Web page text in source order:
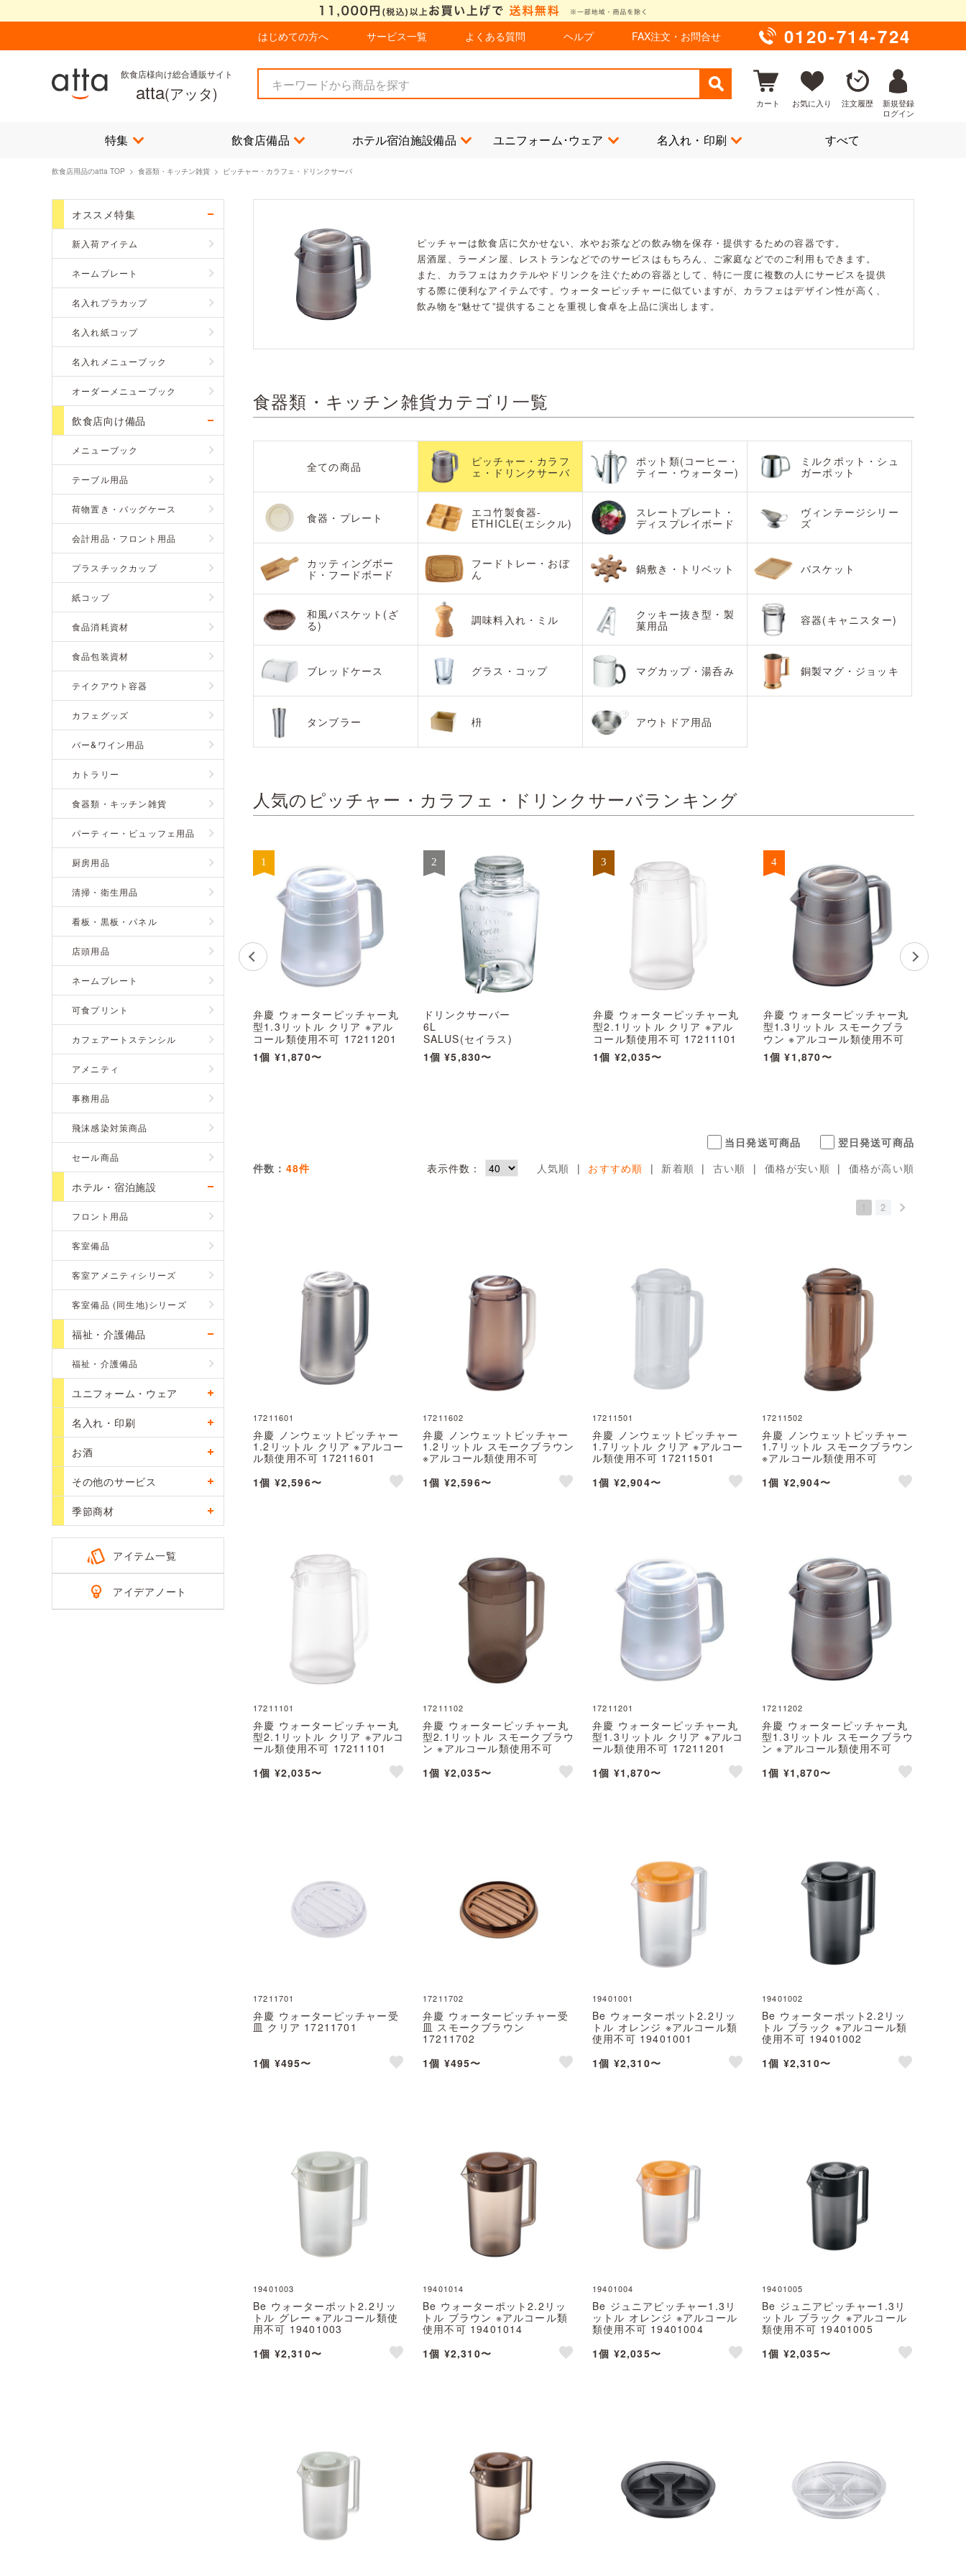
はじめての方へ サービス一覧 よくある質問 ヘルプ FAX注文・お問合せ 0120-714-724
飲食店様向け総合通販サイト
atta(アッタ) カート お気に入り 注文履歴
新規登録
ログイン
特集 飲食店備品 ホテル宿泊施設備品 ユニフォーム･ウェア 名入れ・印刷 すべて
飲食店用品のatta TOP > 食器類・キッチン雑貨 > ピッチャー・カラフェ・ドリンクサーバ
オススメ特集
新入荷アイテム
ネームプレート
名入れプラカップ
名入れ紙コップ
名入れメニューブック
オーダーメニューブック
飲食店向け備品
メニューブック
テーブル用品
荷物置き・バッグケース
会計用品・フロント用品
プラスチックカップ
紙コップ
食品消耗資材
食品包装資材
テイクアウト容器
カフェグッズ
バー&ワイン用品
カトラリー
食器類・キッチン雑貨
パーティー・ビュッフェ用品
厨房用品
清掃・衛生用品
看板・黒板・パネル
店頭用品
ネームプレート
可食プリント
カフェアートステンシル
アメニティ
事務用品
飛沫感染対策商品
セール商品
ホテル・宿泊施設
フロント用品
客室備品
客室アメニティシリーズ
客室備品 (同生地)シリーズ
福祉・介護備品
福祉・介護備品
ユニフォーム・ウェア
名入れ・印刷
お酒
その他のサービス
季節商材
アイテム一覧
アイデアノート
ピッチャーは飲食店に欠かせない、水やお茶などの飲み物を保存・提供するための容器です。
居酒屋、ラーメン屋、レストランなどでのサービスはもちろん、ご家庭などでのご利用もできます。
また、カラフェはカクテルやドリンクを注ぐための容器として、特に一度に複数の人にサービスを提供
する際に便利なアイテムです。ウォーターピッチャーに似ていますが、カラフェはデザイン性が高く、
飲み物を“魅せて”提供することを重視し食卓を上品に演出します。
食器類・キッチン雑貨カテゴリ一覧
全ての商品
ピッチャー・カラフ
ェ・ドリンクサーバ
ポット類(コーヒー・
ティー・ウォーター)
ミルクポット・シュ
ガーポット
食器・プレート
エコ竹製食器-
ETHICLE(エシクル)
スレートプレート・
ディスプレイボード
ヴィンテージシリー
ズ
カッティングボー
ド・フードボード
フードトレー・おぼ
ん
鍋敷き・トリベット バスケット
和風バスケット(ざ
る)
調味料入れ・ミル
クッキー抜き型・製
菓用品
容器(キャニスター)
ブレッドケース グラス・コップ マグカップ・湯呑み 銅製マグ・ジョッキ
タンブラー 枡 アウトドア用品
人気のピッチャー・カラフェ・ドリンクサーバランキング
弁慶 ウォーターピッチャー丸
型1.3リットル クリア ※アル
コール類使用不可 17211201
1個 ¥1,870〜
ドリンクサーバー
6L
SALUS(セイラス)
4521540247046
1個 ¥5,830〜
弁慶 ウォーターピッチャー丸
型2.1リットル クリア ※アル
コール類使用不可 17211101
1個 ¥2,035〜
弁慶 ウォーターピッチャー丸
型1.3リットル スモークブラ
ウン ※アルコール類使用不可
17211202
1個 ¥1,870〜
翌日発送可商品
当日発送可商品
件数： 48件 表示件数： 人気順 | おすすめ順 | 新着順 | 古い順 | 価格が安い順 | 価格が高い順
2
17211601
弁慶 ノンウェットピッチャー
1.2リットル クリア ※アルコー
ル類使用不可 17211601
1個 ¥2,596〜
17211602
弁慶 ノンウェットピッチャー
1.2リットル スモークブラウン
※アルコール類使用不可
1個 ¥2,596〜
17211501
弁慶 ノンウェットピッチャー
1.7リットル クリア ※アルコー
ル類使用不可 17211501
1個 ¥2,904〜
17211502
弁慶 ノンウェットピッチャー
1.7リットル スモークブラウン
※アルコール類使用不可
1個 ¥2,904〜
17211101
弁慶 ウォーターピッチャー丸
型2.1リットル クリア ※アルコ
ール類使用不可 17211101
1個 ¥2,035〜
17211102
弁慶 ウォーターピッチャー丸
型2.1リットル スモークブラウ
ン ※アルコール類使用不可
1個 ¥2,035〜
17211201
弁慶 ウォーターピッチャー丸
型1.3リットル クリア ※アルコ
ール類使用不可 17211201
1個 ¥1,870〜
17211202
弁慶 ウォーターピッチャー丸
型1.3リットル スモークブラウ
ン ※アルコール類使用不可
1個 ¥1,870〜
17211701
弁慶 ウォーターピッチャー受
皿 クリア 17211701
1個 ¥495〜
17211702
弁慶 ウォーターピッチャー受
皿 スモークブラウン
17211702
1個 ¥495〜
19401001
Be ウォーターポット2.2リッ
トル オレンジ ※アルコール類
使用不可 19401001
1個 ¥2,310〜
19401002
Be ウォーターポット2.2リッ
トル ブラック ※アルコール類
使用不可 19401002
1個 ¥2,310〜
19401003
Be ウォーターポット2.2リッ
トル グレー ※アルコール類使
用不可 19401003
1個 ¥2,310〜
19401014
Be ウォーターポット2.2リッ
トル ブラウン ※アルコール類
使用不可 19401014
1個 ¥2,310〜
19401004
Be ジュニアピッチャー1.3リ
ットル オレンジ ※アルコール
類使用不可 19401004
1個 ¥2,035〜
19401005
Be ジュニアピッチャー1.3リ
ットル ブラック ※アルコール
類使用不可 19401005
1個 ¥2,035〜